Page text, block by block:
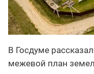
В Госдуме
межевой план